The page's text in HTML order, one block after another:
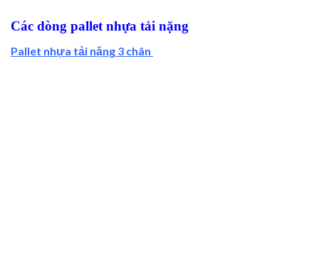
Các dòng pallet nhựa tải nặng
Pallet nhựa tải nặng 3 chân